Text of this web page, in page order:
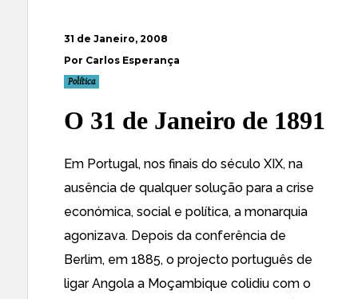
31 de Janeiro, 2008
Por Carlos Esperança
Política
O 31 de Janeiro de 1891
Em Portugal, nos finais do século XIX, na
ausência de qualquer solução para a crise
económica, social e política, a monarquia
agonizava. Depois da conferência de
Berlim, em 1885, o projecto português de
ligar Angola a Moçambique colidiu com o